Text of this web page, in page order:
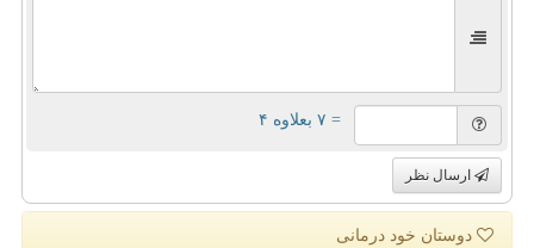
= ۷ بعلاوه ۴
ارسال نظر
دوستان خود درمانی